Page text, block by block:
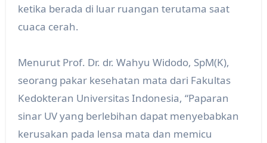
ketika berada di luar ruangan terutama saat
cuaca cerah.
Menurut Prof. Dr. dr. Wahyu Widodo, SpM(K),
seorang pakar kesehatan mata dari Fakultas
Kedokteran Universitas Indonesia, “Paparan
sinar UV yang berlebihan dapat menyebabkan
kerusakan pada lensa mata dan memicu